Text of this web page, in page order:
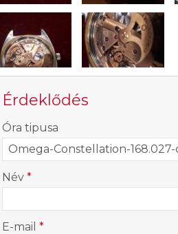
Érdeklődés
Óra tipusa
Név *
E-mail *